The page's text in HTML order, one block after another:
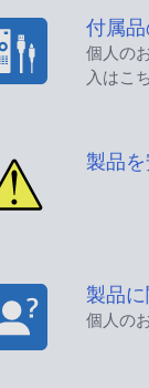
付属
個人の
入はこ
製品
製品
個人の